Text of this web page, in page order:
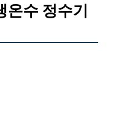
수 정수기